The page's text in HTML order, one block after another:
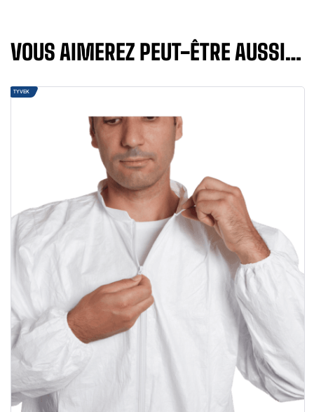
VOUS AIMEREZ PEUT-ÊTRE AUSSI…
TYVEK